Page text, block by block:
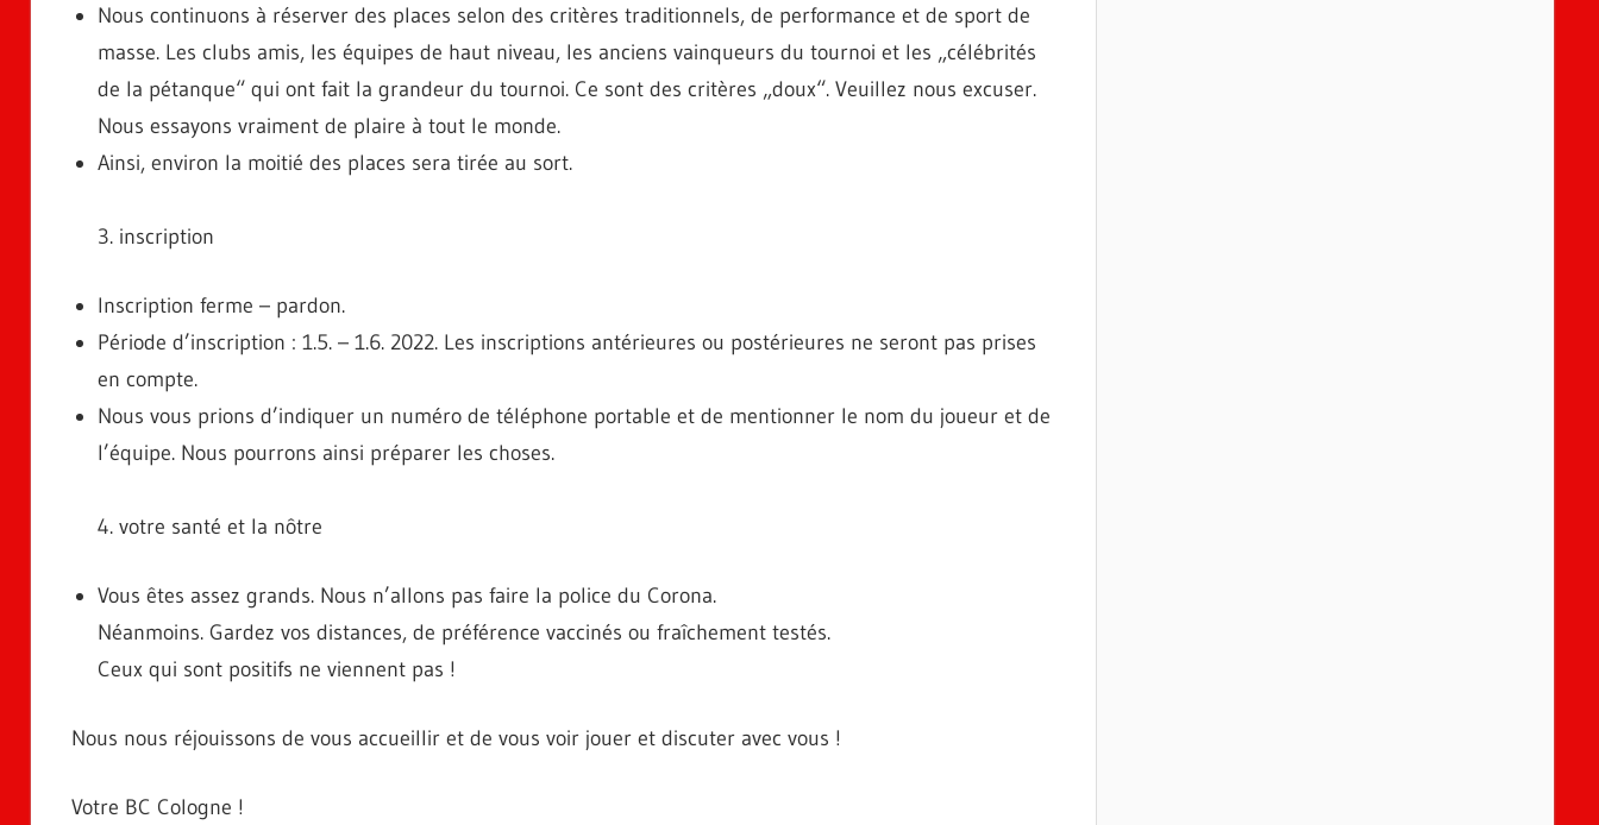
Nous continuons à réserver des places selon des critères traditionnels, de performance et de sport de
masse. Les clubs amis, les équipes de haut niveau, les anciens vainqueurs du tournoi et les „célébrités
de la pétanque“ qui ont fait la grandeur du tournoi. Ce sont des critères „doux“. Veuillez nous excuser.
Nous essayons vraiment de plaire à tout le monde.
Ainsi, environ la moitié des places sera tirée au sort.
3. inscription
Inscription ferme – pardon.
Période d’inscription : 1.5. – 1.6. 2022. Les inscriptions antérieures ou postérieures ne seront pas prises
en compte.
Nous vous prions d’indiquer un numéro de téléphone portable et de mentionner le nom du joueur et de
l’équipe. Nous pourrons ainsi préparer les choses.
4. votre santé et la nôtre
Vous êtes assez grands. Nous n’allons pas faire la police du Corona.
Néanmoins. Gardez vos distances, de préférence vaccinés ou fraîchement testés.
Ceux qui sont positifs ne viennent pas !
Nous nous réjouissons de vous accueillir et de vous voir jouer et discuter avec vous !
Votre BC Cologne !